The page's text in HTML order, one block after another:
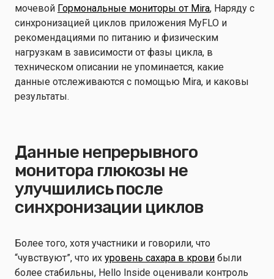
мочевой Гормональные мониторы от Mira, Наряду с
синхронизацией циклов приложения MyFLO и
рекомендациями по питанию и физическим
нагрузкам в зависимости от фазы цикла, в
техническом описании не упоминается, какие
данные отслеживаются с помощью Mira, и каковы
результаты.
Данные непрерывного
монитора глюкозы не
улучшились после
синхронизации циклов
Более того, хотя участники и говорили, что
“чувствуют”, что их уровень сахара в крови были
более стабильны, Hello Inside оценивали контроль